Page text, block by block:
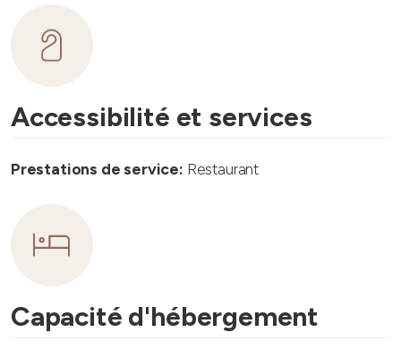
Accessibilité et services
Prestations de service: Restaurant
Capacité d'hébergement